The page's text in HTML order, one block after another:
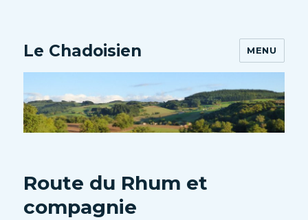
Le Chadoisien MENU
Route du Rhum et
compagnie